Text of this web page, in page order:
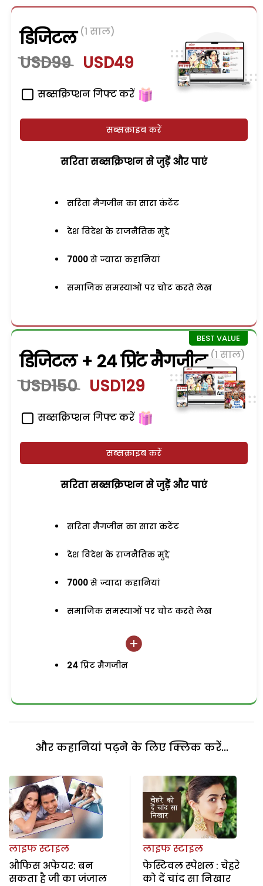
डिजिटल (1 साल)
USD99 USD49
सब्सक्रिप्शन गिफ्ट करें
सब्सक्राइब करें
सरिता सब्सक्रिप्शन से जुड़ेें और पाएं
सरिता मैगजीन का सारा कंटेंट
देश विदेश के राजनैतिक मुद्दे
7000 से ज्यादा कहानियां
समाजिक समस्याओं पर चोट करते लेख
डिजिटल + 24 प्रिंट मैगजीन (1 साल)
USD150 USD129
सब्सक्रिप्शन गिफ्ट करें
सब्सक्राइब करें
सरिता सब्सक्रिप्शन से जुड़ेें और पाएं
सरिता मैगजीन का सारा कंटेंट
देश विदेश के राजनैतिक मुद्दे
7000 से ज्यादा कहानियां
समाजिक समस्याओं पर चोट करते लेख
24 प्रिंट मैगजीन
और कहानियां पढ़ने के लिए क्लिक करें...
लाइफ स्टाइल
औफिस अफेयर: बन
सकता है जी का जंजाल
लाइफ स्टाइल
फेस्टिवल स्पेशल : चेहरे
को दें चांद सा निखार